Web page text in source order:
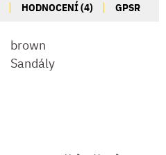
HODNOCENÍ (4) GPSR
brown
Sandály